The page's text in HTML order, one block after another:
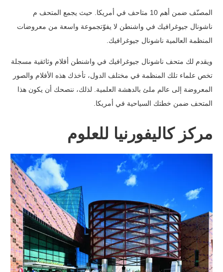
المصنّف ضمن أهم 10 متاحف في أمريكا. حيث
يجمع المتحف م
ناشونال جيوغرافيك في واشنطن لا يفوّتجموعة واسعة من معروضات
المنظمة العالمية ناشونال جيوغرافيك.
ويقدم لك متحف ناشونال جيوغرافيك في واشنطن أفلام وثائقية مسجلة
تخص علماء تلك المنظمة في مختلف الدول، تأخذك هذه الأفلام والصور
المعروضة إلى عالم ملئ بالدهشة العلمية. لذلك، ننصحك أن يكون هذا
المتحف ضمن خطتك السياحية في أمريكا.
مركز كاليفورنيا للعلوم